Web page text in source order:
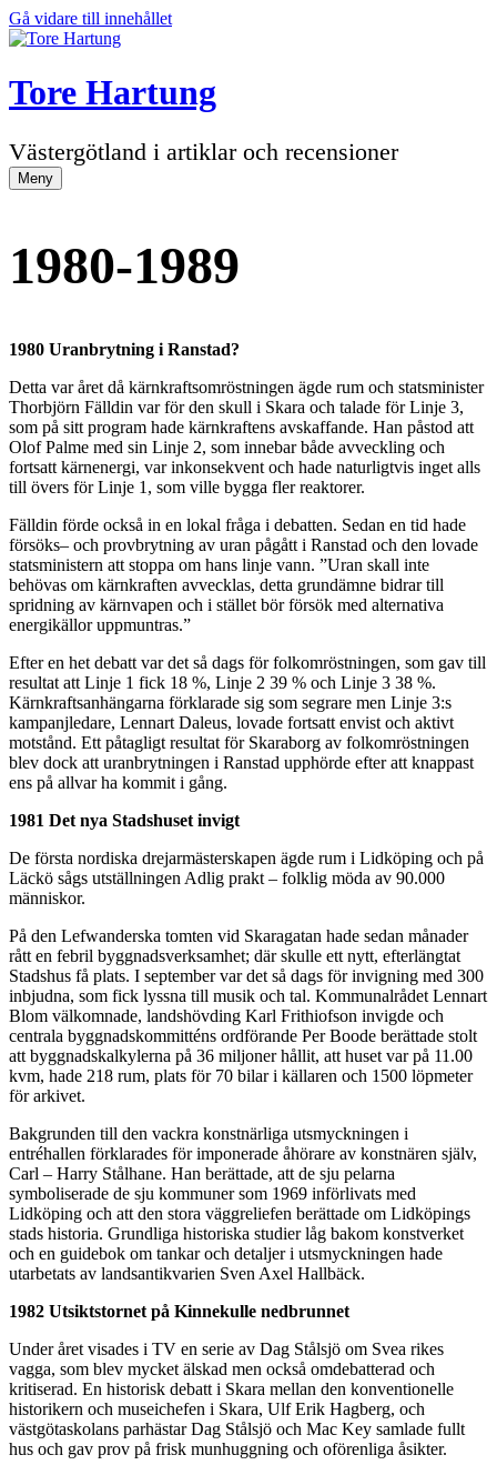
Gå vidare till innehållet
Tore Hartung
Västergötland i artiklar och recensioner
Meny
1980-1989
1980 Uranbrytning i Ranstad?
Detta var året då kärnkraftsomröstningen ägde rum och statsminister
Thorbjörn Fälldin var för den skull i Skara och talade för Linje 3,
som på sitt program hade kärnkraftens avskaffande. Han påstod att
Olof Palme med sin Linje 2, som innebar både avveckling och
fortsatt kärnenergi, var inkonsekvent och hade naturligtvis inget alls
till övers för Linje 1, som ville bygga fler reaktorer.
Fälldin förde också in en lokal fråga i debatten. Sedan en tid hade
försöks– och provbrytning av uran pågått i Ranstad och den lovade
statsministern att stoppa om hans linje vann. ”Uran skall inte
behövas om kärnkraften avvecklas, detta grundämne bidrar till
spridning av kärnvapen och i stället bör försök med alternativa
energikällor uppmuntras.”
Efter en het debatt var det så dags för folkomröstningen, som gav till
resultat att Linje 1 fick 18 %, Linje 2 39 % och Linje 3 38 %.
Kärnkraftsanhängarna förklarade sig som segrare men Linje 3:s
kampanjledare, Lennart Daleus, lovade fortsatt envist och aktivt
motstånd. Ett påtagligt resultat för Skaraborg av folkomröstningen
blev dock att uranbrytningen i Ranstad upphörde efter att knappast
ens på allvar ha kommit i gång.
1981 Det nya Stadshuset invigt
De första nordiska drejarmästerskapen ägde rum i Lidköping och på
Läckö sågs utställningen Adlig prakt – folklig möda av 90.000
människor.
På den Lefwanderska tomten vid Skaragatan hade sedan månader
rått en febril byggnadsverksamhet; där skulle ett nytt, efterlängtat
Stadshus få plats. I september var det så dags för invigning med 300
inbjudna, som fick lyssna till musik och tal. Kommunalrådet Lennart
Blom välkomnade, landshövding Karl Frithiofson invigde och
centrala byggnadskommitténs ordförande Per Boode berättade stolt
att byggnadskalkylerna på 36 miljoner hållit, att huset var på 11.00
kvm, hade 218 rum, plats för 70 bilar i källaren och 1500 löpmeter
för arkivet.
Bakgrunden till den vackra konstnärliga utsmyckningen i
entréhallen förklarades för imponerade åhörare av konstnären själv,
Carl – Harry Stålhane. Han berättade, att de sju pelarna
symboliserade de sju kommuner som 1969 införlivats med
Lidköping och att den stora väggreliefen berättade om Lidköpings
stads historia. Grundliga historiska studier låg bakom konstverket
och en guidebok om tankar och detaljer i utsmyckningen hade
utarbetats av landsantikvarien Sven Axel Hallbäck.
1982 Utsiktstornet på Kinnekulle nedbrunnet
Under året visades i TV en serie av Dag Stålsjö om Svea rikes
vagga, som blev mycket älskad men också omdebatterad och
kritiserad. En historisk debatt i Skara mellan den konventionelle
historikern och museichefen i Skara, Ulf Erik Hagberg, och
västgötaskolans parhästar Dag Stålsjö och Mac Key samlade fullt
hus och gav prov på frisk munhuggning och oförenliga åsikter.